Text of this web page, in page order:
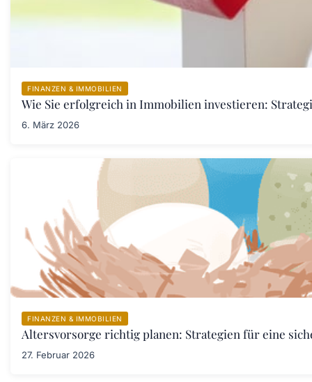
FINANZEN & IMMOBILIEN
Wie Sie erfolgreich in Immobilien investieren:
6. März 2026
FINANZEN & IMMOBILIEN
Altersvorsorge richtig planen: Strategien für eine
27. Februar 2026